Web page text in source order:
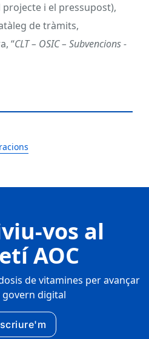
i el pressupost),
de tràmits,
“CLT – OSIC – Subvencions -
vos al
AOC
de vitamines per avançar
govern digital